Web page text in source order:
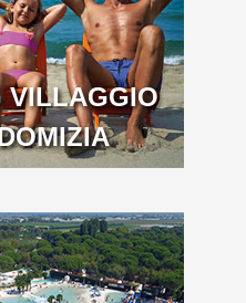
VILLAGGIO